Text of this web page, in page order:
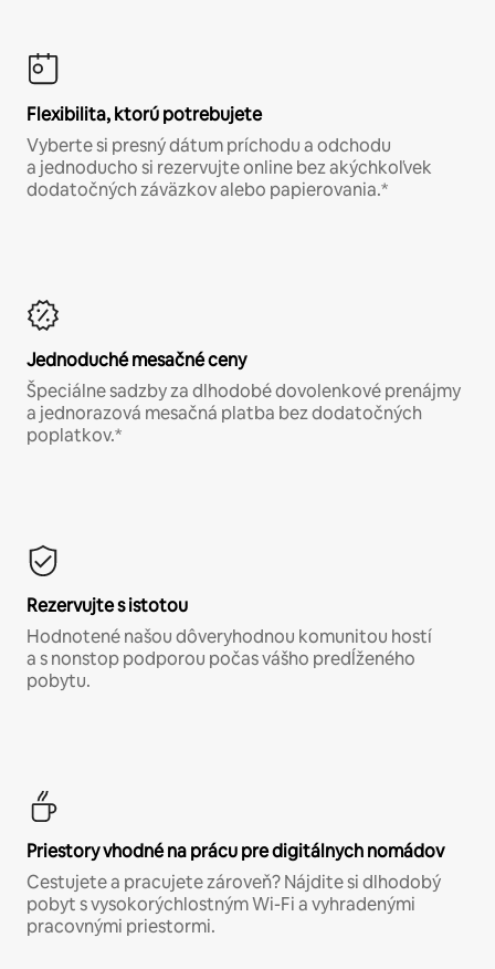
Flexibilita, ktorú potrebujete
Vyberte si presný dátum príchodu a odchodu
a jednoducho si rezervujte online bez akýchkoľvek
dodatočných záväzkov alebo papierovania.*
Jednoduché mesačné ceny
Špeciálne sadzby za dlhodobé dovolenkové prenájmy
a jednorazová mesačná platba bez dodatočných
poplatkov.*
Rezervujte s istotou
Hodnotené našou dôveryhodnou komunitou hostí
a s nonstop podporou počas vášho predĺženého
pobytu.
Priestory vhodné na prácu pre digitálnych nomádov
Cestujete a pracujete zároveň? Nájdite si dlhodobý
pobyt s vysokorýchlostným Wi-Fi a vyhradenými
pracovnými priestormi.